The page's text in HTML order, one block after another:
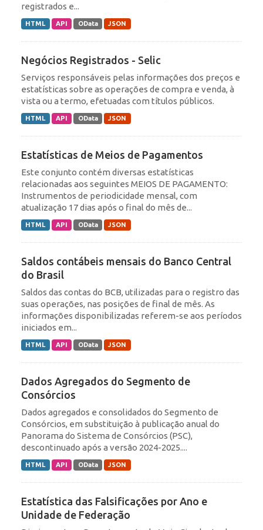
registrados e...
HTML API OData JSON
Negócios Registrados - Selic
Serviços responsáveis pelas informações dos preços e
estatísticas sobre as operações de compra e venda, à
vista ou a termo, efetuadas com títulos públicos.
HTML API OData JSON
Estatísticas de Meios de Pagamentos
Este conjunto contém diversas estatísticas
relacionadas aos seguintes MEIOS DE PAGAMENTO:
Instrumentos de periodicidade mensal, com
atualização 17 dias após o final do mês de...
HTML API OData JSON
Saldos contábeis mensais do Banco Central
do Brasil
Saldos das contas do BCB, utilizadas para o registro das
suas operações, nas posições de final de mês. As
informações disponibilizadas referem-se aos períodos
iniciados em...
HTML API OData JSON
Dados Agregados do Segmento de
Consórcios
Dados agregados e consolidados do Segmento de
Consórcios, em substituição à publicação anual do
Panorama do Sistema de Consórcios (PSC),
descontinuado após a versão 2024-2025....
HTML API OData JSON
Estatística das Falsificações por Ano e
Unidade de Federação